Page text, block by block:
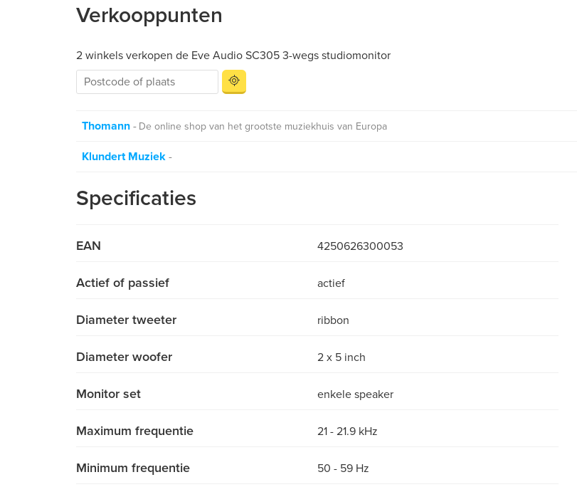
Verkooppunten
2 winkels verkopen de Eve Audio SC305 3-wegs studiomonitor
Thomann De online shop van het grootste muziekhuis van Europa
Klundert Muziek
Specificaties
EAN 4250626300053
Actief of passief actief
Diameter tweeter ribbon
Diameter woofer 2 x 5 inch
Monitor set enkele speaker
Maximum frequentie 21 - 21.9 kHz
Minimum frequentie 50 - 59 Hz